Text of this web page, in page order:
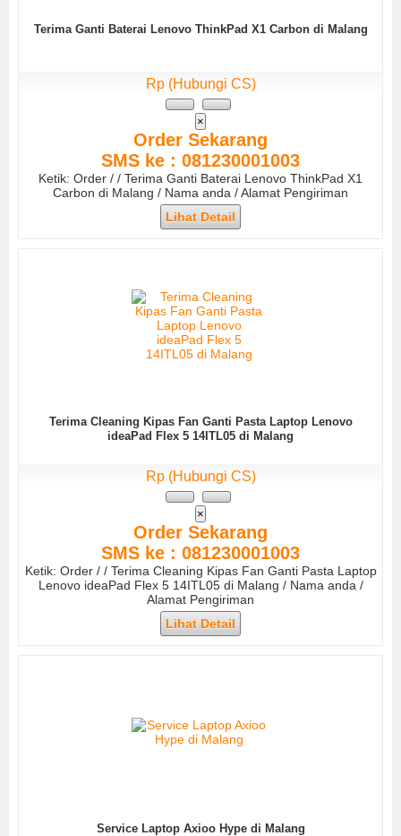
Terima Ganti Baterai Lenovo ThinkPad X1 Carbon di Malang
Rp (Hubungi CS)
×
Order Sekarang
SMS ke : 081230001003
Ketik: Order / / Terima Ganti Baterai Lenovo ThinkPad X1
Carbon di Malang / Nama anda / Alamat Pengiriman
Lihat Detail
Terima Cleaning Kipas Fan Ganti Pasta Laptop Lenovo
ideaPad Flex 5 14ITL05 di Malang
Rp (Hubungi CS)
×
Order Sekarang
SMS ke : 081230001003
Ketik: Order / / Terima Cleaning Kipas Fan Ganti Pasta Laptop
Lenovo ideaPad Flex 5 14ITL05 di Malang / Nama anda /
Alamat Pengiriman
Lihat Detail
Service Laptop Axioo Hype di Malang